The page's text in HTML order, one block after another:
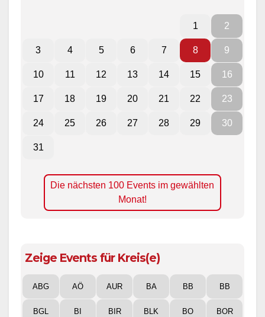
1 2
3 4 5 6 7 8 9
10 11 12 13 14 15 16
17 18 19 20 21 22 23
24 25 26 27 28 29 30
31
Die nächsten 100 Events im gewählten
Monat!
Zeige Events für Kreis(e)
ABG AÖ AUR BA BB BB
BGL BI BIR BLK BO BOR